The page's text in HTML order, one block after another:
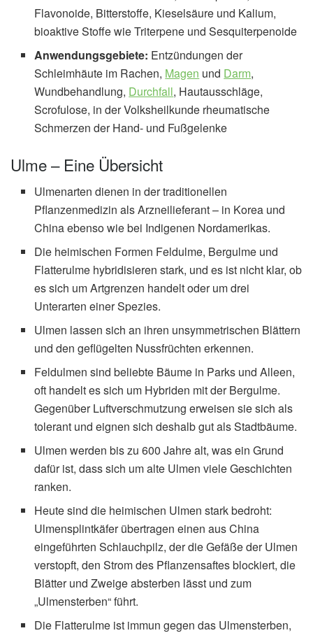
Flavonoide, Bitterstoffe, Kieselsäure und Kalium,
bioaktive Stoffe wie Triterpene und Sesquiterpenoide
Anwendungsgebiete: Entzündungen der
Schleimhäute im Rachen, Magen und Darm,
Wundbehandlung, Durchfall, Hautausschläge,
Scrofulose, in der Volksheilkunde rheumatische
Schmerzen der Hand- und Fußgelenke
Ulme – Eine Übersicht
Ulmenarten dienen in der traditionellen
Pflanzenmedizin als Arzneilieferant – in Korea und
China ebenso wie bei Indigenen Nordamerikas.
Die heimischen Formen Feldulme, Bergulme und
Flatterulme hybridisieren stark, und es ist nicht klar, ob
es sich um Artgrenzen handelt oder um drei
Unterarten einer Spezies.
Ulmen lassen sich an ihren unsymmetrischen Blättern
und den geflügelten Nussfrüchten erkennen.
Feldulmen sind beliebte Bäume in Parks und Alleen,
oft handelt es sich um Hybriden mit der Bergulme.
Gegenüber Luftverschmutzung erweisen sie sich als
tolerant und eignen sich deshalb gut als Stadtbäume.
Ulmen werden bis zu 600 Jahre alt, was ein Grund
dafür ist, dass sich um alte Ulmen viele Geschichten
ranken.
Heute sind die heimischen Ulmen stark bedroht:
Ulmensplintkäfer übertragen einen aus China
eingeführten Schlauchpilz, der die Gefäße der Ulmen
verstopft, den Strom des Pflanzensaftes blockiert, die
Blätter und Zweige absterben lässt und zum
„Ulmensterben“ führt.
Die Flatterulme ist immun gegen das Ulmensterben,